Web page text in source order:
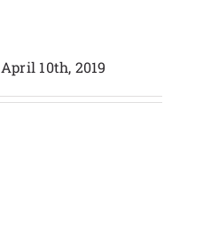
April 10th, 2019